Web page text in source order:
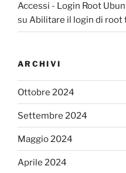
Accessi - Login Root
su Abilitare il login di root
ARCHIVI
Ottobre 2024
Settembre 2024
Maggio 2024
Aprile 2024